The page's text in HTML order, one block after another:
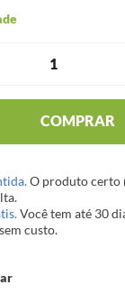
COMPRAR
O produto certo
Você tem até 30
custo.